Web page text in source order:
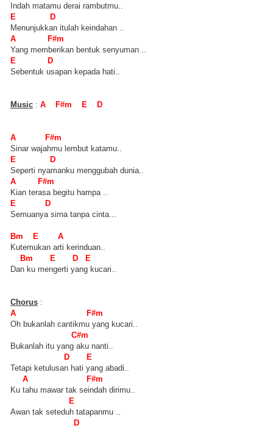
Indah matamu derai rambutmu..
E D
Menunjukkan itulah keindahan ..
A F#m
Yang memberikan bentuk senyuman ..
E D
Sebentuk usapan kepada hati..
Music : A F#m E D
A F#m
Sinar wajahmu lembut katamu..
E D
Seperti nyamanku menggubah dunia..
A F#m
Kian terasa begitu hampa ..
E D
Semuanya sirna tanpa cinta...
Bm E A
Kutemukan arti kerinduan..
Bm E D E
Dan ku mengerti yang kucari..
Chorus :
A F#m
Oh bukanlah cantikmu yang kucari..
C#m
Bukanlah itu yang aku nanti..
D E
Tetapi ketulusan hati yang abadi..
A F#m
Ku tahu mawar tak seindah dirimu..
E
Awan tak seteduh tatapanmu ..
D